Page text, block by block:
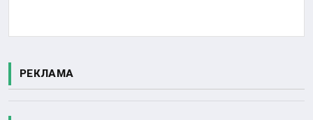
РЕКЛАМА